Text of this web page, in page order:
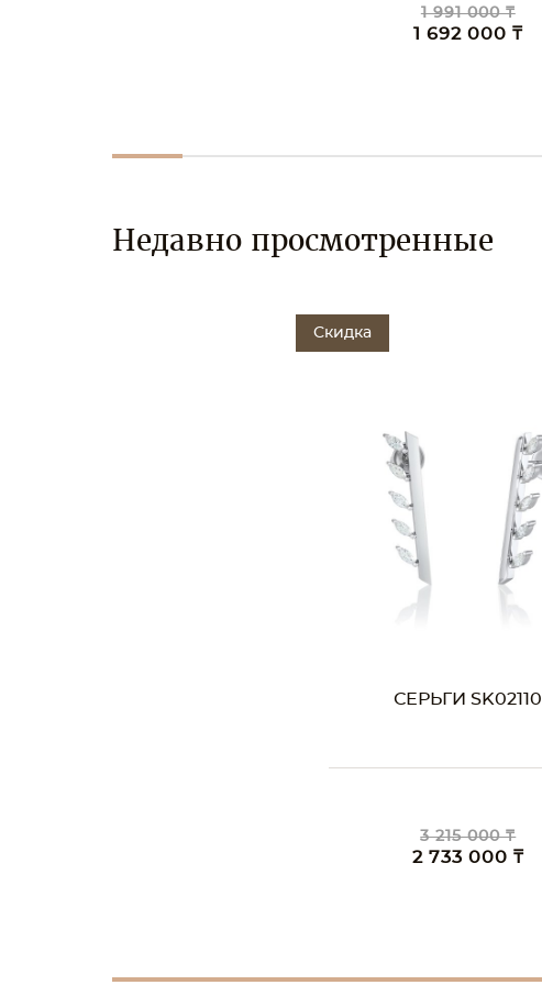
1 991 000 ₸
1 692 000 ₸
Недавно просмотренные
Скидка
СЕРЬГИ SK02110
3 215 000 ₸
2 733 000 ₸